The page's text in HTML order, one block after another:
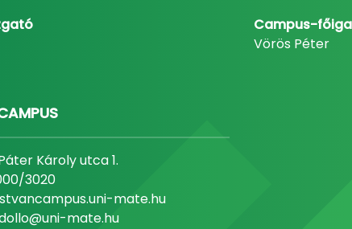
Campus-
Vörös Péter
Károly utca 1.
3020
mate.hu
mate.hu